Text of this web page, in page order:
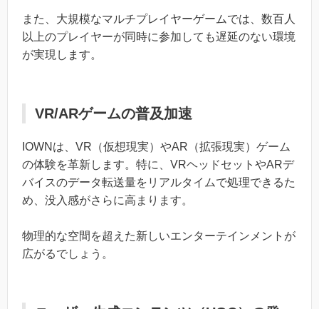
また、大規模なマルチプレイヤーゲームでは、数百人
以上のプレイヤーが同時に参加しても遅延のない環境
が実現します。
VR/ARゲームの普及加速
IOWNは、VR（仮想現実）やAR（拡張現実）ゲーム
の体験を革新します。特に、VRヘッドセットやARデ
バイスのデータ転送量をリアルタイムで処理できるた
め、没入感がさらに高まります。
物理的な空間を超えた新しいエンターテインメントが
広がるでしょう。